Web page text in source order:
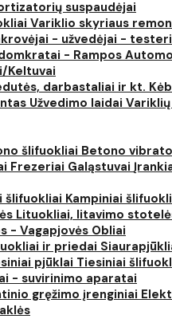
suspaudėjai
Variklio skyriaus
- užvedėjai -
- Rampos
Keltuvai
darbastaliai ir kt.
Užvedimo laidai
šlifuokliai Betono
Frezeriai Galąstuvai
šlifuokliai Kampiniai
Lituokliai, litavimo
- Vagapjovės Obliai
ir priedai
pjūklai Tiesiniai
- suvirinimo aparatai
gręžimo įrenginiai